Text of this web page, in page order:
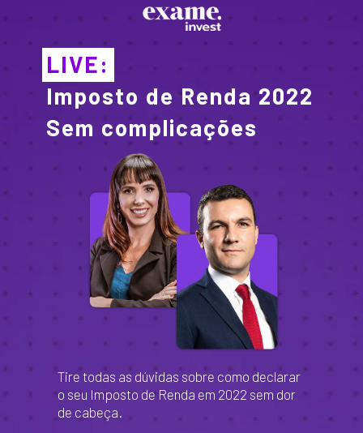
LIVE:
Imposto de Renda 2022
Sem complicações
Tire todas as dúvidas sobre como declarar
o seu Imposto de Renda em 2022 sem dor
de cabeça.